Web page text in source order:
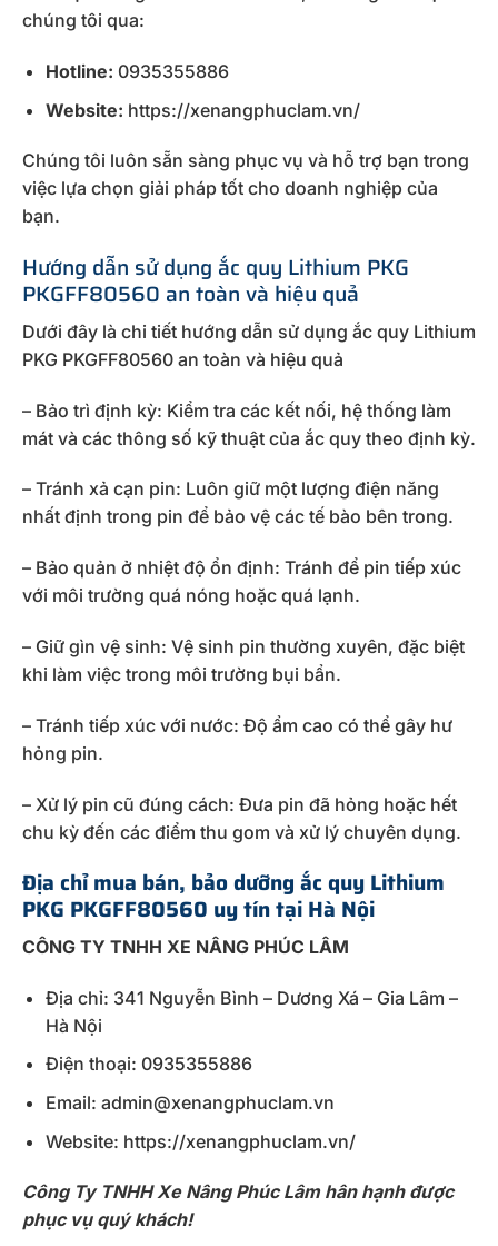
chúng tôi qua:
Hotline: 0935355886
Website: https://xenangphuclam.vn/
Chúng tôi luôn sẵn sàng phục vụ và hỗ trợ bạn trong
việc lựa chọn giải pháp tốt cho doanh nghiệp của
bạn.
Hướng dẫn sử dụng ắc quy Lithium PKG
PKGFF80560 an toàn và hiệu quả
Dưới đây là chi tiết hướng dẫn sử dụng ắc quy Lithium
PKG PKGFF80560 an toàn và hiệu quả
– Bảo trì định kỳ: Kiểm tra các kết nối, hệ thống làm
mát và các thông số kỹ thuật của ắc quy theo định kỳ.
– Tránh xả cạn pin: Luôn giữ một lượng điện năng
nhất định trong pin để bảo vệ các tế bào bên trong.
– Bảo quản ở nhiệt độ ổn định: Tránh để pin tiếp xúc
với môi trường quá nóng hoặc quá lạnh.
– Giữ gìn vệ sinh: Vệ sinh pin thường xuyên, đặc biệt
khi làm việc trong môi trường bụi bẩn.
– Tránh tiếp xúc với nước: Độ ẩm cao có thể gây hư
hỏng pin.
– Xử lý pin cũ đúng cách: Đưa pin đã hỏng hoặc hết
chu kỳ đến các điểm thu gom và xử lý chuyên dụng.
Địa chỉ mua bán, bảo dưỡng ắc quy Lithium
PKG PKGFF80560 uy tín tại Hà Nội
CÔNG TY TNHH XE NÂNG PHÚC LÂM
Địa chỉ: 341 Nguyễn Bình – Dương Xá – Gia Lâm –
Hà Nội
Điện thoại: 0935355886
Email: admin@xenangphuclam.vn
Website: https://xenangphuclam.vn/
Công Ty TNHH Xe Nâng Phúc Lâm hân hạnh được
phục vụ quý khách!